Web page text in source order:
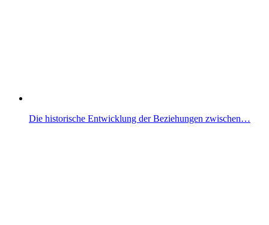
Die historische Entwicklung der Beziehungen zwischen…